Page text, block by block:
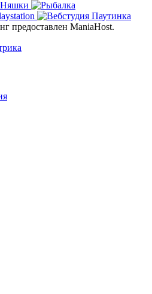
предоставлен ManiaHost.